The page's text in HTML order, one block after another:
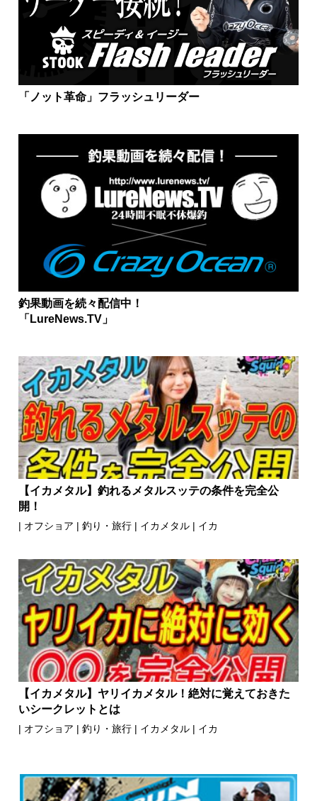
「ノット革命」フラッシュリーダー
釣果動画を続々配信中！
「LureNews.TV」
【イカメタル】釣れるメタルスッテの条件を完全公
開！
| オフショア |釣り・旅行 | イカメタル | イカ
【イカメタル】ヤリイカメタル！絶対に覚えておきた
いシークレットとは
| オフショア |釣り・旅行 | イカメタル | イカ